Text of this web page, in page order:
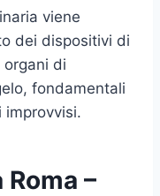
viene
dei dispositivi di
organi di
fondamentali
improvvisi.
–